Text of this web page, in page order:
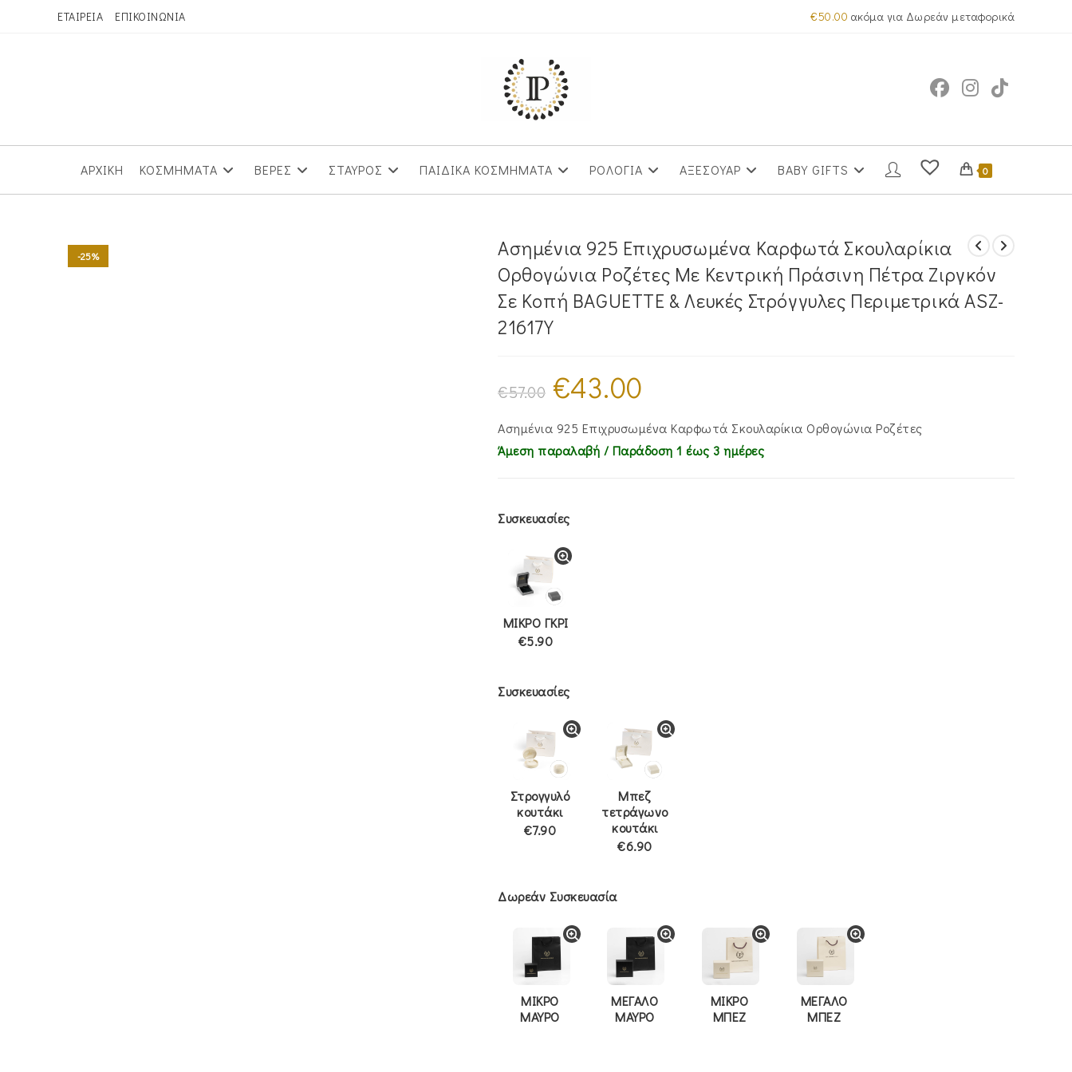
ΕΤΑΙΡΕΙΑ ΕΠΙΚΟΙΝΩΝΙΑ €50.00 ακόμα για Δωρεάν μεταφορικά
ΑΡΧΙΚΗ ΚΟΣΜΗΜΑΤΑ ΒΕΡΕΣ ΣΤΑΥΡΟΣ ΠΑΙΔΙΚΑ ΚΟΣΜΗΜΑΤΑ ΡΟΛΟΓΙΑ ΑΞΕΣΟΥΑΡ BABY GIFTS 0
-25%
Ασημένια 925 Επιχρυσωμένα Καρφωτά Σκουλαρίκια
Ορθογώνια Ροζέτες Με Κεντρική Πράσινη Πέτρα Ζιργκόν
Σε Κοπή BAGUETTE & Λευκές Στρόγγυλες Περιμετρικά ASZ-
21617Y
€57.00
Original
price
was:
€43.00
€43.00.
Ασημένια 925 Επιχρυσωμένα Καρφωτά Σκουλαρίκια Ορθογώνια Ροζέτες
Άμεση παραλαβή / Παράδoση 1 έως 3 ημέρες
Συσκευασίες
ΜΙΚΡΟ ΓΚΡΙ
€5.90
Συσκευασίες
Στρογγυλό
κουτάκι
€7.90
Μπεζ
τετράγωνο
κουτάκι
€6.90
Δωρεάν Συσκευασία
ΜΙΚΡΟ
ΜΑΥΡΟ
ΜΕΓΑΛΟ
ΜΑΥΡΟ
ΜΙΚΡΟ
ΜΠΕΖ
ΜΕΓΑΛΟ
ΜΠΕΖ